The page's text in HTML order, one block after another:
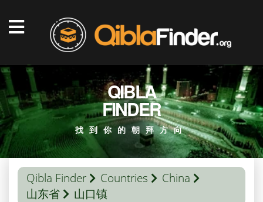
QIBLA
FINDER
找到你的朝拜方向
Qibla Finder Countries
China
山东省
山口镇